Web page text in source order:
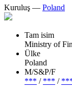
Kuruluş — Poland
Tam isim
Ministry of
Ülke
Poland
М/S&P/F
*** / *** /